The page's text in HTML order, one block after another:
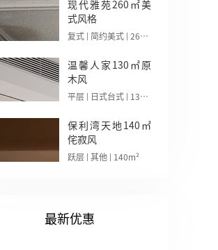
现代雅苑260㎡美
式风格
复式 | 简约美式 | 260m²
温馨人家130㎡原
木风
平层 | 日式台式 | 130m²
保利湾天地140㎡
侘寂风
跃层 | 其他 | 140m²
最新优惠